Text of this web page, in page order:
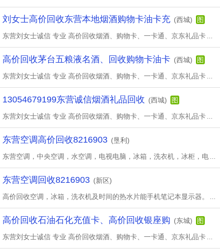
刘女士高价回收东营本地烟酒购物卡油卡充 (西城) 图
东营刘女士诚信 专业 高价回收烟酒、购物卡、一卡通、京东礼品卡
高价回收茅台五粮液名酒、回收购物卡油卡 (西城) 图
东营刘女士诚信 专业 高价回收烟酒、购物卡、一卡通、京东礼品卡
13054679199东营诚信烟酒礼品回收 (西城) 图
东营刘女士诚信 专业 高价回收烟酒、购物卡、一卡通、京东礼品卡
东营空调高价回收8216903 (垦利)
东营空调，中央空调，水空调，电视电脑，冰箱，洗衣机，冰柜，电
东营空调回收8216903 (新区)
高价回收空调，冰箱，洗衣机及时间的热水片能手机笔记本显示器。
高价回收石油石化充值卡、高价回收银座购 (东城) 图
东营刘女士诚信 专业 高价回收烟酒、购物卡、一卡通、京东礼品卡